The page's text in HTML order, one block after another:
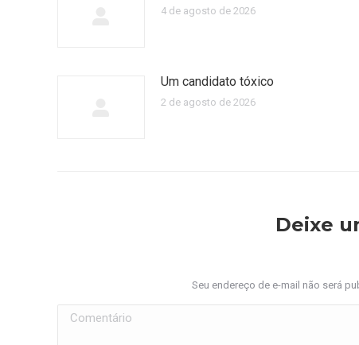
4 de agosto de 2026
Um candidato tóxico
2 de agosto de 2026
Deixe
Seu endereço de e-mail não será
Comentário